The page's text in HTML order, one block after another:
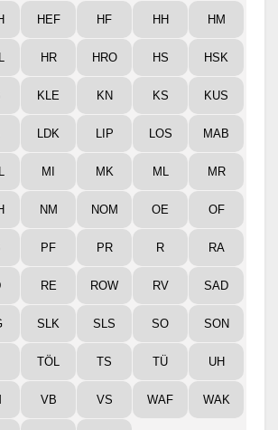
HEF HF HH HM
HR HRO HS HSK
KLE KN KS KUS
LDK LIP LOS MAB
MI MK ML MR
NM NOM OE OF
PF PR R RA
RE ROW RV SAD
SLK SLS SO SON
TÖL TS TÜ UH
VB VS WAF WAK